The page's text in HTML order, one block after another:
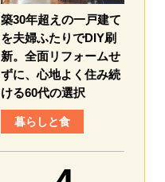
築30年超えの一戸建て
を夫婦ふたりでDIY刷
新。全面リフォームせ
ずに、心地よく住み続
ける60代の選択
暮らしと食